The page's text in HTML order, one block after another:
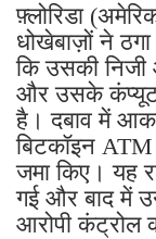
फ़्लोरिडा
धोखेबाज़ों ने
कि उसकी निजी
और उसके
है। दबाव में
बिटकॉइन
जमा किए। यह
गई और बाद में
आरोपी कंट्रोल